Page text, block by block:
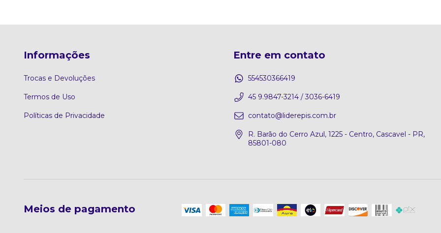
Informações
Trocas e Devoluções
Termos de Uso
Políticas de Privacidade
Entre em contato
554530366419
45 9.9847-3214 / 3036-6419
contato@liderepis.com.br
R. Barão do Cerro Azul, 1225 - Centro, Cascavel - PR,
85801-080
Meios de pagamento